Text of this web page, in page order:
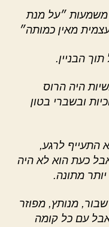
משמעות ״על מנת
מאין כמותה״
הבניין.
היה הרוס
ובשברי בטון
התעייף לרגע,
כעת הוא לא היה
מתונה.
מנותץ, מפוזר
אבל עם כל קומה